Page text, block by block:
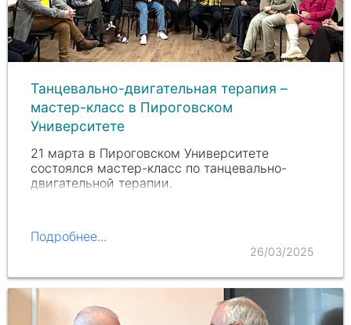
Танцевально-двигательная терапия –
мастер-класс в Пироговском
Университете
21 марта в Пироговском Университете
состоялся мастер-класс по танцевально-
двигательной терапии.
Подробнее...
26/03/2025